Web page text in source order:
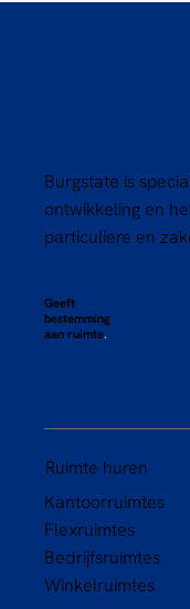
Burgstate is
ontwikkeling en
particuliere en
Geeft
bestemming
aan ruimte.
Ruimte huren
Kantoorruimtes
Flexruimtes
Bedrijfsruimtes
Winkelruimtes